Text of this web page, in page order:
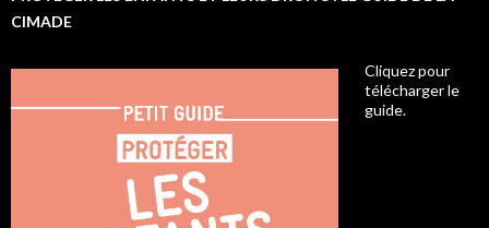
CIMADE
Cliquez pour
télécharger le
guide.